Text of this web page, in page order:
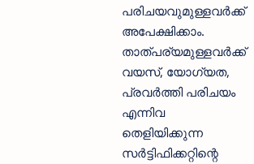
പരിചയവുമുള്ളവര്‍ക്ക്
അപേക്ഷിക്കാം.
താത്പര്യമുള്ളവര്‍ക്ക്
വയസ്, യോഗ്യത,
പ്രവര്‍ത്തി പരിചയം
എന്നിവ
തെളിയിക്കുന്ന
സര്‍ട്ടിഫിക്കറ്റിന്റെ